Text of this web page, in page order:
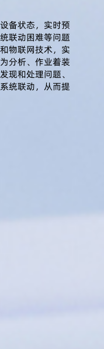
备状态，实时预
联动困难等问题
物联网技术，实
分析、作业着装
现和处理问题、
统联动，从而提